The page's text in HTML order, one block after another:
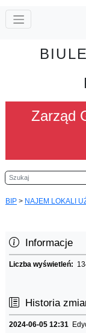
Zarząd
Szukaj
BIP > NAJEM LOKALI
Informacje
Liczba wyświetleń:
Historia
2024-06-05 12:31